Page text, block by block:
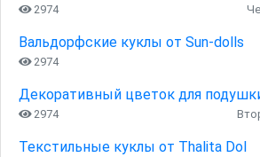
2974
Вальдорфские куклы от Sun-dolls
2974
Декоративный цветок для
2974
Текстильные куклы от Thalita Dol